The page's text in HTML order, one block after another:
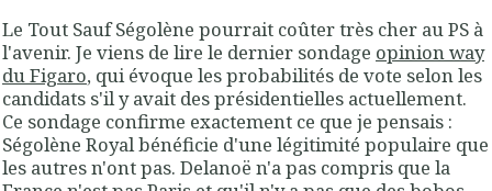
Le Tout Sauf Ségolène pourrait coûter très cher au PS à
l'avenir. Je viens de lire le dernier sondage opinion way
du Figaro, qui évoque les probabilités de vote selon les
candidats s'il y avait des présidentielles actuellement.
Ce sondage confirme exactement ce que je pensais :
Ségolène Royal bénéficie d'une légitimité populaire que
les autres n'ont pas. Delanoë n'a pas compris que la